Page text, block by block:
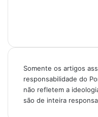
Somente os artigos
responsabilidade do
não refletem a
são de inteira